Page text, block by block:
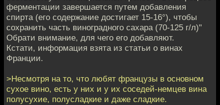
ферментации завершается путем добавления
спирта (его содержание достигает 15-16°), чтобы
сохранить часть виноградного сахара (70-125 г/л)"
Обрати внимание, для чего его добавляют.
Кстати, информация взята из статьи о винах
Франции.
>Несмотря на то, что любят французы в основном
сухое вино, есть у них и у их соседей-немцев вина
полусухие, полусладкие и даже сладкие.